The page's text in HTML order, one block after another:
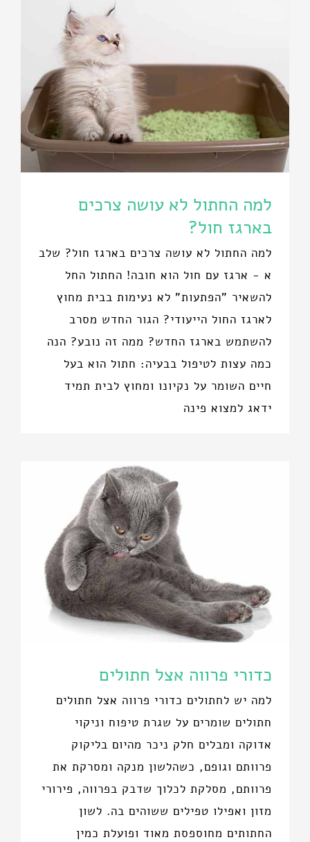
למה החתול לא עושה צרכים
בארגז חול?
למה החתול לא עושה צרכים בארגז חול? שלב
א - ארגז עם חול הוא חובה! החתול החל
להשאיר "הפתעות" לא נעימות בבית מחוץ
לארגז החול הייעודי? הגור החדש מסרב
להשתמש בארגז החדש? ממה זה נובע? הנה
כמה עצות לטיפול בבעיה: חתול הוא בעל
חיים השומר על נקיונו ומחוץ לבית תמיד
ידאג למצוא פינה
כדורי פרווה אצל חתולים
למה יש לחתולים כדורי פרווה אצל חתולים
חתולים שומרים על שגרת טיפוח וניקוי
אדוקה ומבלים חלק ניכר מהיום בליקוק
פרוותם וגופם, כשהלשון מנקה ומסרקת את
פרוותם, מסלקת לכלוך שדבק בפרווה, פירורי
מזון ואפילו טפילים ששוהים בה. לשון
החתותים מחוספסת מאוד ופועלת כמין